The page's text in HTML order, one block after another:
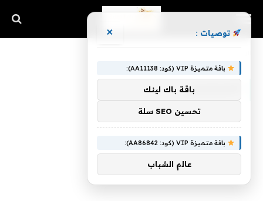
التسلسلي
توصيات : ×
باقة متميزة VIP (كود: AA11138):
باقة باك لينك
تحسين SEO سلة
باقة متميزة VIP (كود: AA86842):
عالم الشباب